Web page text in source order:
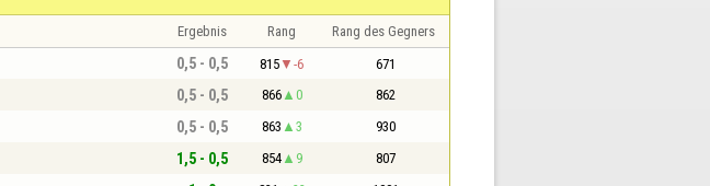
Ergebnis Rang Rang des Gegners
0,5 - 0,5 815 -6 671
0,5 - 0,5 866 0 862
0,5 - 0,5 863 3 930
1,5 - 0,5 854 9 807